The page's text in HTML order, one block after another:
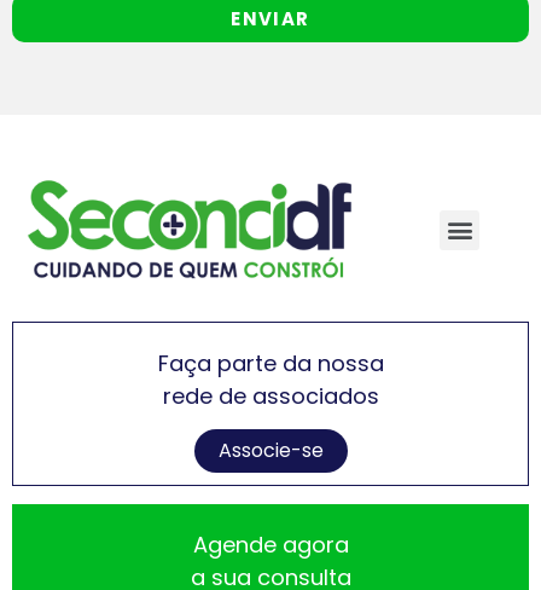
ENVIAR
Faça parte da nossa
rede de associados
Associe-se
Agende agora
a sua consulta